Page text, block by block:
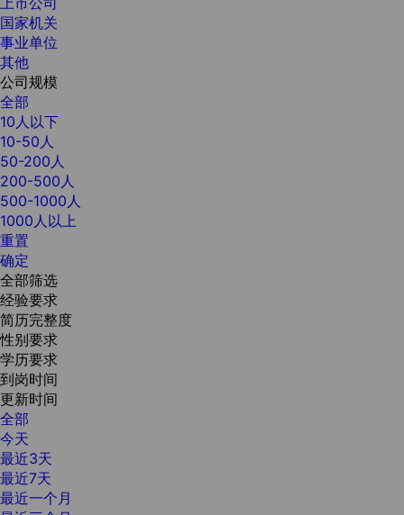
国家机关
事业单位
其他
公司规模
全部
10人以下
10-50人
50-200人
200-500人
500-1000人
1000人以上
重置
确定
全部筛选
经验要求
简历完整度
性别要求
学历要求
到岗时间
更新时间
全部
今天
最近3天
最近7天
最近一个月